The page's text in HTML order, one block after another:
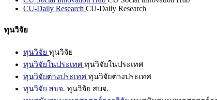
CU-Daily Research CU-Daily Research
ทุนวิจัย
ทุนวิจัย ทุนวิจัย
ทุนวิจัยในประเทศ ทุนวิจัยในประเทศ
ทุนวิจัยต่างประเทศ ทุนวิจัยต่างประเทศ
ทุนวิจัย สบจ. ทุนวิจัย สบจ.